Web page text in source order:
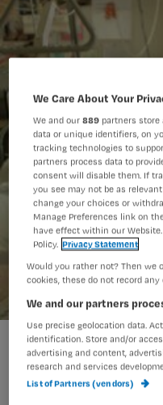
Patiënt kiest voor de hand
We Care About Your
We and our889 partners store
data or unique identifiers, on
tracking technologies to
partners process data to
consent will disable them. If
you see may not be as
change your choices or
Manage Preferences link on
have effect within our
Policy. Privacy Statement
Would you rather not? Then we
cookies, these do not record
We and our partners
Use precise geolocation data.
identification. Store and/or
advertising and content,
research and services
List of Partners (vendors)